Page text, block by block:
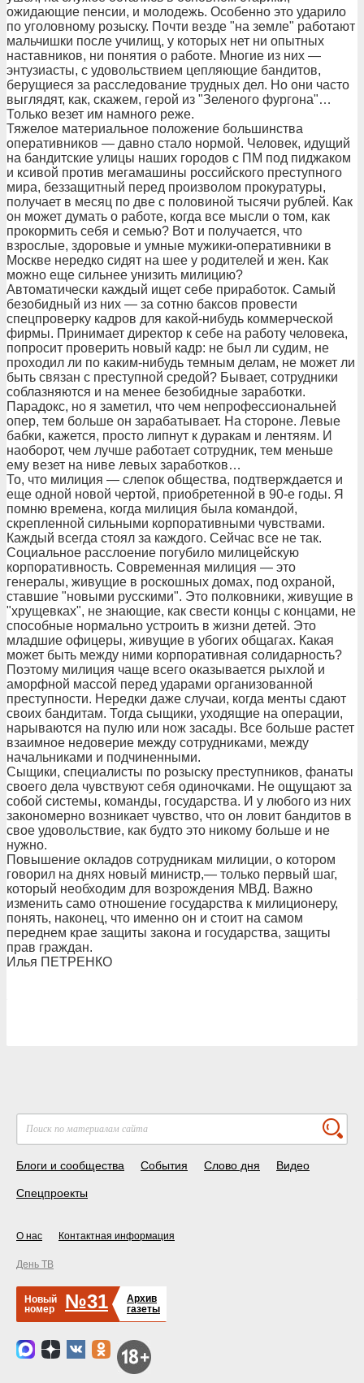
ожидающие пенсии, и молодежь. Особенно это ударило
по уголовному розыску. Почти везде "на земле" работают
мальчишки после училищ, у которых нет ни опытных
наставников, ни понятия о работе. Многие из них —
энтузиасты, с удовольствием цепляющие бандитов,
берущиеся за расследование трудных дел. Но они часто
выглядят, как, скажем, герой из "Зеленого фургона"…
Только везет им намного реже.
Тяжелое материальное положение большинства
оперативников — давно стало нормой. Человек, идущий
на бандитские улицы наших городов с ПМ под пиджаком
и ксивой против мегамашины российского преступного
мира, беззащитный перед произволом прокуратуры,
получает в месяц по две с половиной тысячи рублей. Как
он может думать о работе, когда все мысли о том, как
прокормить себя и семью? Вот и получается, что
взрослые, здоровые и умные мужики-оперативники в
Москве нередко сидят на шее у родителей и жен. Как
можно еще сильнее унизить милицию?
Автоматически каждый ищет себе приработок. Самый
безобидный из них — за сотню баксов провести
спецпроверку кадров для какой-нибудь коммерческой
фирмы. Принимает директор к себе на работу человека,
попросит проверить новый кадр: не был ли судим, не
проходил ли по каким-нибудь темным делам, не может ли
быть связан с преступной средой? Бывает, сотрудники
соблазняются и на менее безобидные заработки.
Парадокс, но я заметил, что чем непрофессиональней
опер, тем больше он зарабатывает. На стороне. Левые
бабки, кажется, просто липнут к дуракам и лентяям. И
наоборот, чем лучше работает сотрудник, тем меньше
ему везет на ниве левых заработков…
То, что милиция — слепок общества, подтверждается и
еще одной новой чертой, приобретенной в 90-е годы. Я
помню времена, когда милиция была командой,
скрепленной сильными корпоративными чувствами.
Каждый всегда стоял за каждого. Сейчас все не так.
Социальное расслоение погубило милицейскую
корпоративность. Современная милиция — это
генералы, живущие в роскошных домах, под охраной,
ставшие "новыми русскими". Это полковники, живущие в
"хрущевках", не знающие, как свести концы с концами, не
способные нормально устроить в жизни детей. Это
младшие офицеры, живущие в убогих общагах. Какая
может быть между ними корпоративная солидарность?
Поэтому милиция чаще всего оказывается рыхлой и
аморфной массой перед ударами организованной
преступности. Нередки даже случаи, когда менты сдают
своих бандитам. Тогда сыщики, уходящие на операции,
нарываются на пулю или нож засады. Все больше растет
взаимное недоверие между сотрудниками, между
начальниками и подчиненными.
Сыщики, специалисты по розыску преступников, фанаты
своего дела чувствуют себя одиночками. Не ощущают за
собой системы, команды, государства. И у любого из них
закономерно возникает чувство, что он ловит бандитов в
свое удовольствие, как будто это никому больше и не
нужно.
Повышение окладов сотрудникам милиции, о котором
говорил на днях новый министр,— только первый шаг,
который необходим для возрождения МВД. Важно
изменить само отношение государства к милиционеру,
понять, наконец, что именно он и стоит на самом
переднем крае защиты закона и государства, защиты
прав граждан.
Илья ПЕТРЕНКО
Блоги и сообщества События Слово дня Видео
Спецпроекты
О нас Контактная информация
День ТВ
Новый
номер
№31
Архив
газеты